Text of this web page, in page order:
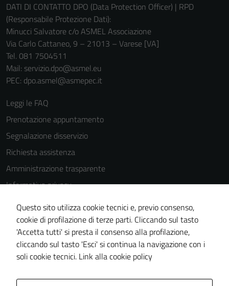
DATI DI CONTATTO DPO (Data Protection Officer) | RPD
(Responsabile Protezione Dati):
Minucci Salvatore c/o ASMEL Associazione
Via Carlo Cattaneo, 9 – 21013 – Varese [VA]
Tel. 081 7504511
Mail: servizio.dpo@asmel.eu
PEC: dpo.asmel@asmepec.it
Leggi le FAQ
Prenotazione appuntamento
Segnalazione disservizio
Richiesta assistenza
Amministrazione trasparente
Informativa privacy
Cookie Policy
Note legali
Dichiarazione di accessibilità
Piano di miglioramento del sito
Questo sito utilizza cookie tecnici e, previo consenso,
cookie di profilazione di terze parti. Cliccando sul tasto
'Accetta tutti' si presta il consenso alla profilazione,
cliccando sul tasto 'Esci' si continua la navigazione con i
soli cookie tecnici. Link alla cookie policy